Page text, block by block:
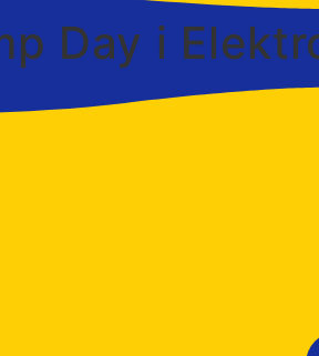
Day i